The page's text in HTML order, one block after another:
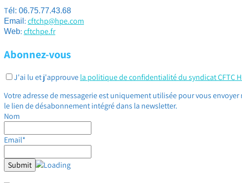
Tél: 06.75.77.43.68
Email :cftchp@hpe.com
Web:cftchpe.fr
Abonnez-vous
J'ai lu et j'approuvela politique de confidentialité du syndicat CFTC
Votre adresse de messagerie est uniquement utilisée pour vous
le lien de désabonnement intégré dans la newsletter.
Nom
Email*